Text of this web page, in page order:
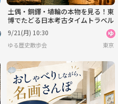
土偶・銅鐸・埴輪の本物を見る！東
博でたどる日本考古タイムトラベル
9/21(月) 10:30
ゆる歴史散歩会 東京